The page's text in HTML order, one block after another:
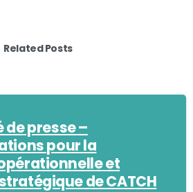
Related Posts
presse –
pour la
et
de CATCH